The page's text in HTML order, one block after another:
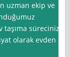
uzman ekip ve
taşıma sürecinizi
olarak evden